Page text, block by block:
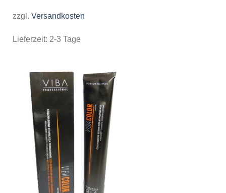
zzgl. Versandkosten
Lieferzeit: 2-3 Tage